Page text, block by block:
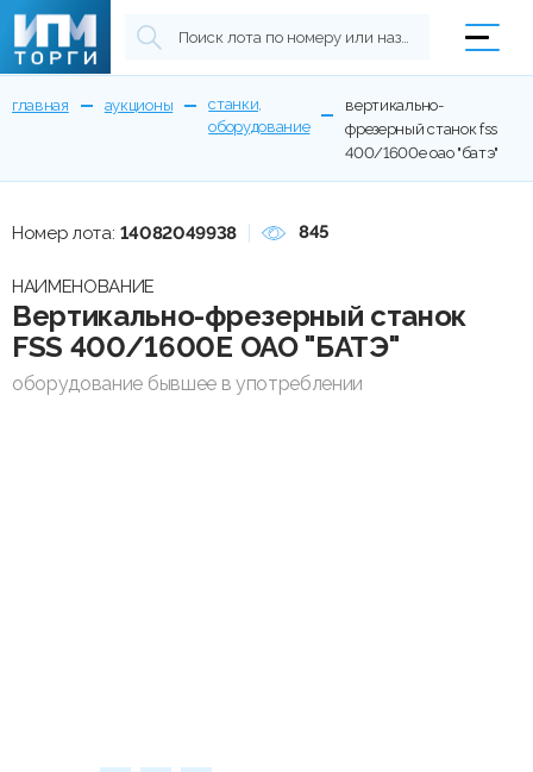
главная аукционы
станки,
оборудование
вертикально-
фрезерный станок fss
400/1600e оао "батэ"
Номер лота: 14082049938 845
НАИМЕНОВАНИЕ
Вертикально-фрезерный станок
FSS 400/1600E ОАО "БАТЭ"
оборудование бывшее в употреблении